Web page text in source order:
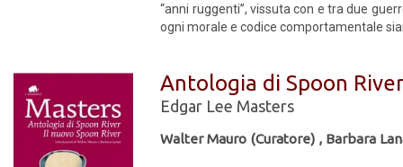
“anni ruggenti”, vissuta con e tra due
ogni morale e codice comportamentale
Antologia di Spoon
Edgar Lee Masters
Walter Mauro (Curatore) , Barbara